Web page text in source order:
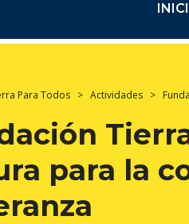
Para Todos > Actividades >
para la